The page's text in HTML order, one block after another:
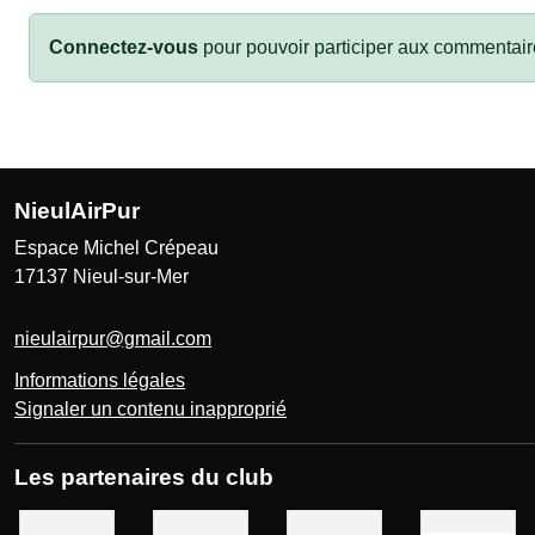
Connectez-vous pour pouvoir participer aux
NieulAirPur
Espace Michel Crépeau
17137 Nieul-sur-Mer
nieulairpur@gmail.com
Informations légales
Signaler un contenu inapproprié
Les partenaires du club